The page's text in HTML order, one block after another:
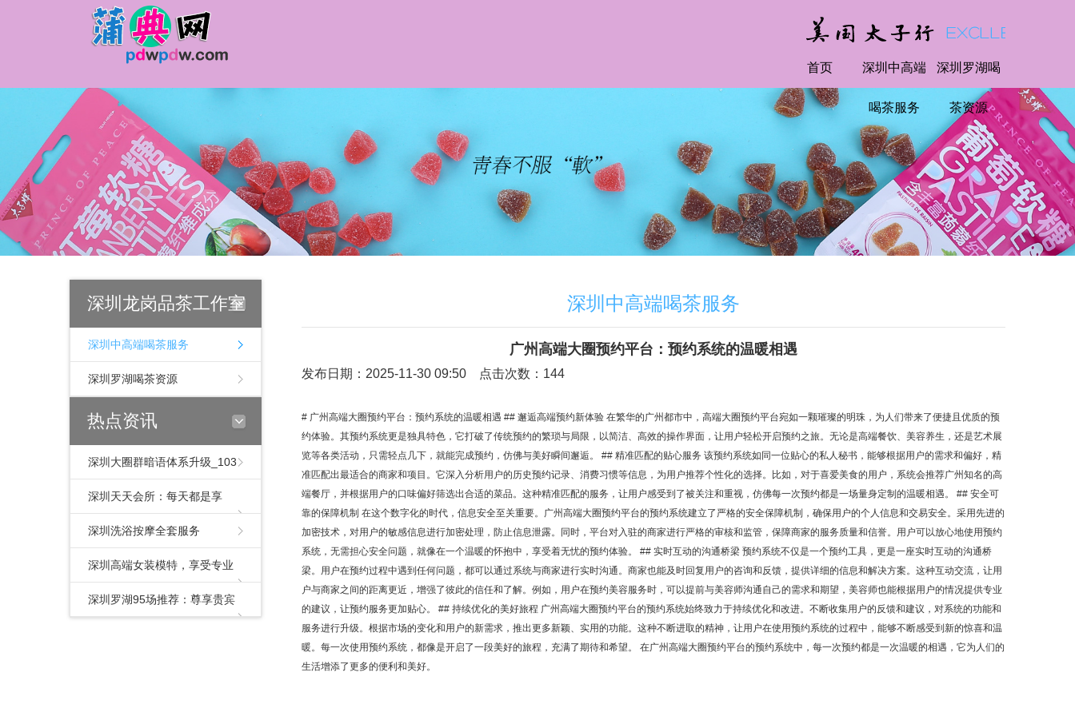
首页 深圳中高端
喝茶服务
深圳罗湖喝
茶资源
深圳龙岗品茶工作室
深圳中高端喝茶服务
深圳罗湖喝茶资源
热点资讯
深圳大圈群暗语体系升级_103
深圳天天会所：每天都是享
受，尽情畅快体验
深圳洗浴按摩全套服务
深圳高端女装模特，享受专业
模特服务
深圳罗湖95场推荐：尊享贵宾
深圳中高端喝茶服务
广州高端大圈预约平台：预约系统的温暖相遇
发布日期：2025-11-30 09:50 点击次数：144
# 广州高端大圈预约平台：预约系统的温暖相遇 ## 邂逅高端预约新体验 在繁华的广州都市中，高端大圈预约平台宛如一颗璀璨的明珠，为人们带来了便捷且优质的预
约体验。其预约系统更是独具特色，它打破了传统预约的繁琐与局限，以简洁、高效的操作界面，让用户轻松开启预约之旅。无论是高端餐饮、美容养生，还是艺术展
览等各类活动，只需轻点几下，就能完成预约，仿佛与美好瞬间邂逅。 ## 精准匹配的贴心服务 该预约系统如同一位贴心的私人秘书，能够根据用户的需求和偏好，精
准匹配出最适合的商家和项目。它深入分析用户的历史预约记录、消费习惯等信息，为用户推荐个性化的选择。比如，对于喜爱美食的用户，系统会推荐广州知名的高
端餐厅，并根据用户的口味偏好筛选出合适的菜品。这种精准匹配的服务，让用户感受到了被关注和重视，仿佛每一次预约都是一场量身定制的温暖相遇。 ## 安全可
靠的保障机制 在这个数字化的时代，信息安全至关重要。广州高端大圈预约平台的预约系统建立了严格的安全保障机制，确保用户的个人信息和交易安全。采用先进的
加密技术，对用户的敏感信息进行加密处理，防止信息泄露。同时，平台对入驻的商家进行严格的审核和监管，保障商家的服务质量和信誉。用户可以放心地使用预约
系统，无需担心安全问题，就像在一个温暖的怀抱中，享受着无忧的预约体验。 ## 实时互动的沟通桥梁 预约系统不仅是一个预约工具，更是一座实时互动的沟通桥
梁。用户在预约过程中遇到任何问题，都可以通过系统与商家进行实时沟通。商家也能及时回复用户的咨询和反馈，提供详细的信息和解决方案。这种互动交流，让用
户与商家之间的距离更近，增强了彼此的信任和了解。例如，用户在预约美容服务时，可以提前与美容师沟通自己的需求和期望，美容师也能根据用户的情况提供专业
的建议，让预约服务更加贴心。 ## 持续优化的美好旅程 广州高端大圈预约平台的预约系统始终致力于持续优化和改进。不断收集用户的反馈和建议，对系统的功能和
服务进行升级。根据市场的变化和用户的新需求，推出更多新颖、实用的功能。这种不断进取的精神，让用户在使用预约系统的过程中，能够不断感受到新的惊喜和温
暖。每一次使用预约系统，都像是开启了一段美好的旅程，充满了期待和希望。 在广州高端大圈预约平台的预约系统中，每一次预约都是一次温暖的相遇，它为人们的
生活增添了更多的便利和美好。